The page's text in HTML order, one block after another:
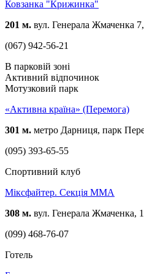
Ковзанка "Крижинка"
201 м. вул. Генерала Жмаченка
(067) 942-56-21
В парковій зоні
Активний відпочинок
Мотузковий парк
«Активна країна» (Перемога)
301 м. метро Дарниця, парк
(095) 393-65-55
Спортивний клуб
Міксфайтер. Секція ММА
308 м. вул. Генерала Жмаченка,
(099) 468-76-07
Готель